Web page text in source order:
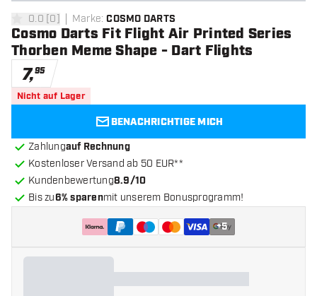
0 Bewertungssterne
0.0 [0] Marke: COSMO DARTS
Cosmo Darts Fit Flight Air Printed Series
Thorben Meme Shape - Dart Flights
7,95
Nicht auf Lager
BENACHRICHTIGE MICH
Zahlungauf Rechnung
Kostenloser Versand ab 50 EUR**
Kundenbewertung8.9/10
Bis zu6% sparenmit unserem Bonusprogramm!
+5